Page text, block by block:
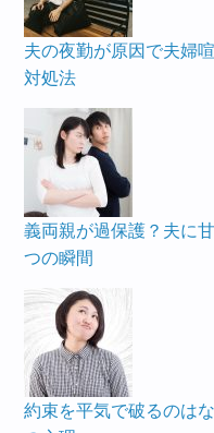
夫の夜勤が原因で夫婦
対処法
義両親が過保護？夫に
つの瞬間
約束を平気で破るのは